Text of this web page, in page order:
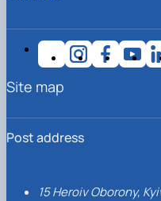
Post address
15 Heroiv Oborony,
Site map